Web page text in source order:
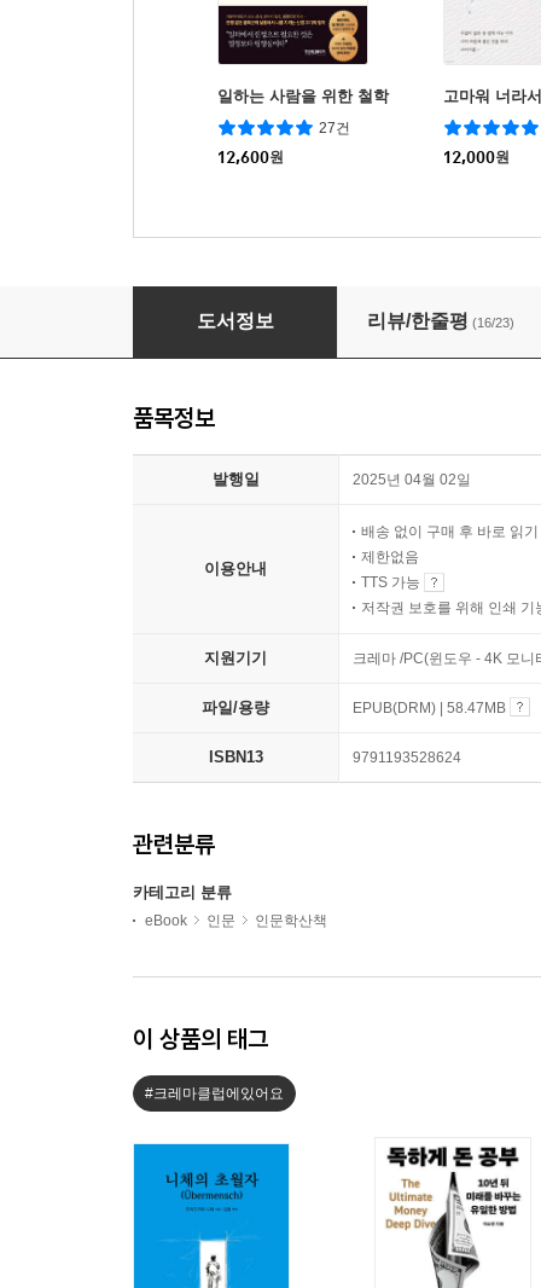
일하는 사람을 위한 철학
27건
12,600원
고마워 너라서
12,000원
어떻게 이 삶을 사랑할 것인가
도서정보 리뷰/한줄평 (16/23)
품목정보
발행일 2025년 04월 02일
이용안내
배송 없이 구매 후 바로 읽기
제한없음
TTS 가능
저작권 보호를 위해 인쇄 기
지원기기 크레마 /PC(윈도우 - 4K 모
파일/용량 EPUB(DRM) | 58.47MB
ISBN13 9791193528624
관련분류
카테고리 분류
eBook 인문 인문학산책
이 상품의 태그
#크레마클럽에있어요